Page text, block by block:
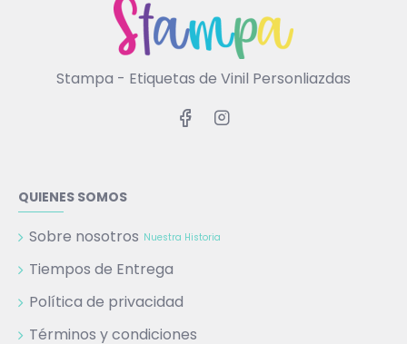
Stampa - Etiquetas de Vinil Personliazdas
QUIENES SOMOS
Sobre nosotros Nuestra Historia
Tiempos de Entrega
Política de privacidad
Términos y condiciones